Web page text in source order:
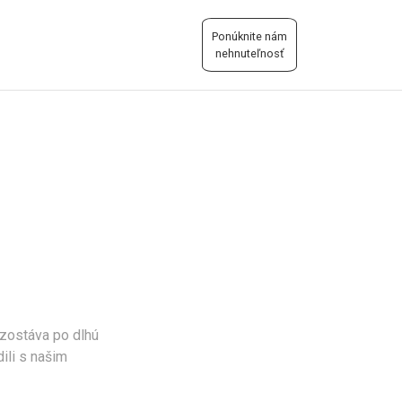
Ponúknite nám
nehnuteľnosť
po dlhú
s našim